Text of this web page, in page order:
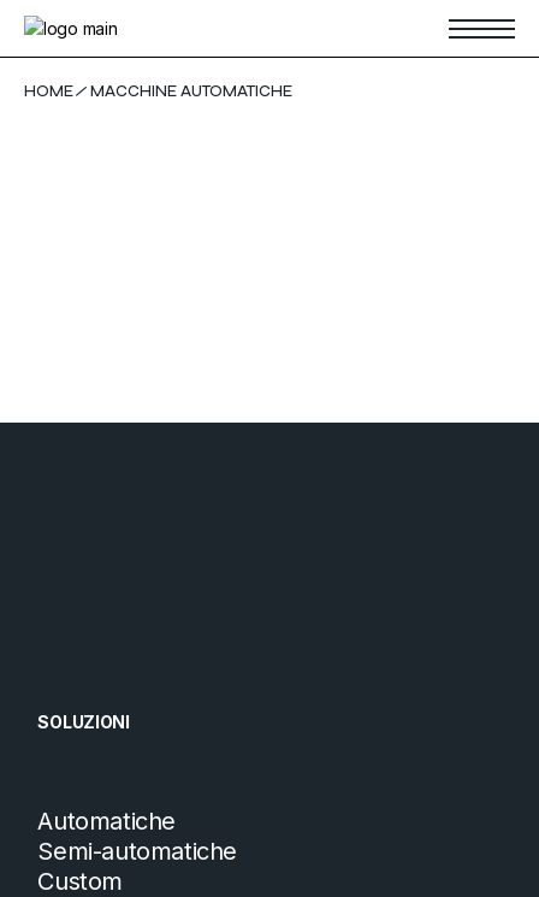
content
HOME MACCHINE AUTOMATICHE
SOLUZIONI
Automatiche
Semi-automatiche
Custom